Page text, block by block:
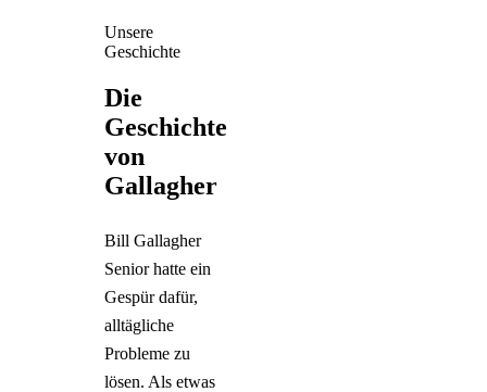
Unsere
Geschichte
Die
Geschichte
von
Gallagher
Bill Gallagher
Senior hatte ein
Gespür dafür,
alltägliche
Probleme zu
lösen. Als etwas